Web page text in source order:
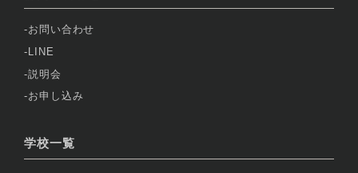
お問い合わせ
LINE
説明会
お申し込み
学校一覧